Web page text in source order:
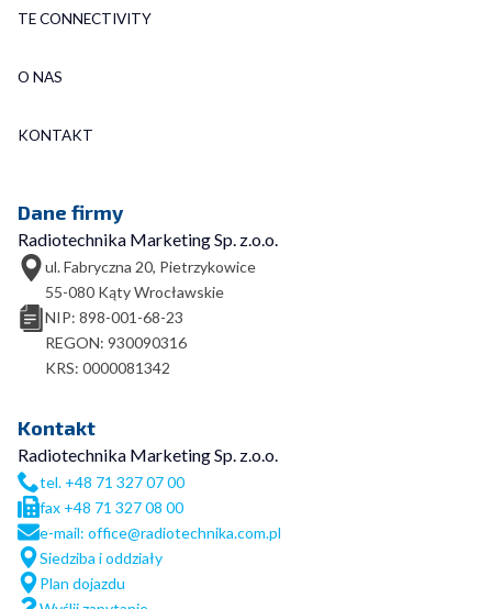
TE CONNECTIVITY
O NAS
KONTAKT
Dane firmy
Radiotechnika Marketing Sp. z.o.o.
ul. Fabryczna 20, Pietrzykowice
55-080 Kąty Wrocławskie
NIP: 898-001-68-23
REGON: 930090316
KRS: 0000081342
Kontakt
Radiotechnika Marketing Sp. z.o.o.
tel. +48 71 327 07 00
fax +48 71 327 08 00
e-mail: office@radiotechnika.com.pl
Siedziba i oddziały
Plan dojazdu